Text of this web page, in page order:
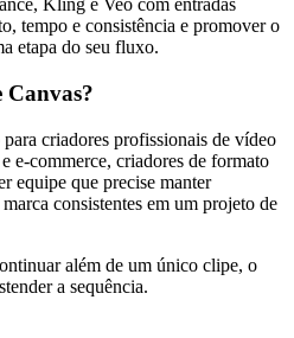
Kling e Veo com entradas
tempo e consistência e promover o
etapa do seu fluxo.
Canvas?
criadores profissionais de vídeo
e-commerce, criadores de formato
equipe que precise manter
consistentes em um projeto de
além de um único clipe, o
a sequência.